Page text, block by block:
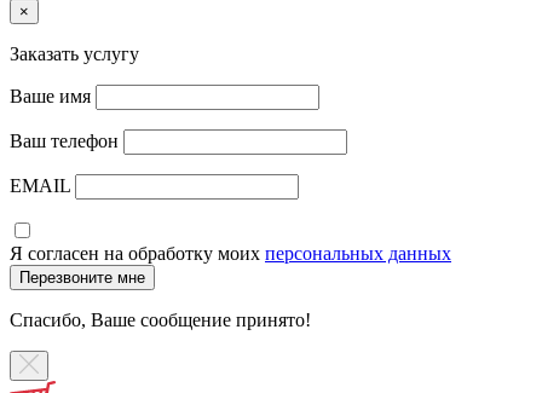
×
Заказать услугу
Ваше имя
Ваш телефон
EMAIL
Я согласен на обработку моих персональных данных
Спасибо, Ваше сообщение принято!